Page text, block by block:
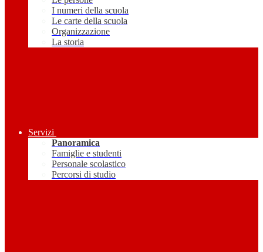
I numeri della scuola
Le carte della scuola
Organizzazione
La storia
Servizi
Panoramica
Famiglie e studenti
Personale scolastico
Percorsi di studio